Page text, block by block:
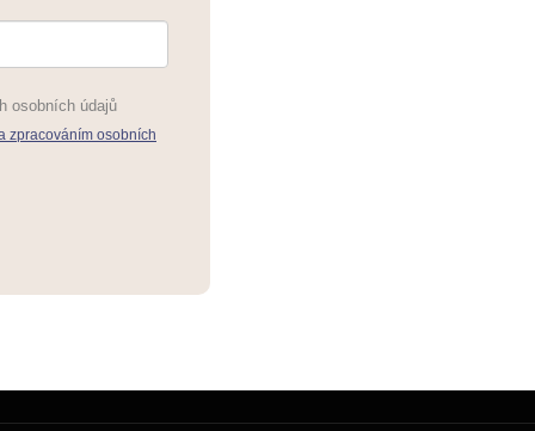
osobních údajů
zpracováním osobních